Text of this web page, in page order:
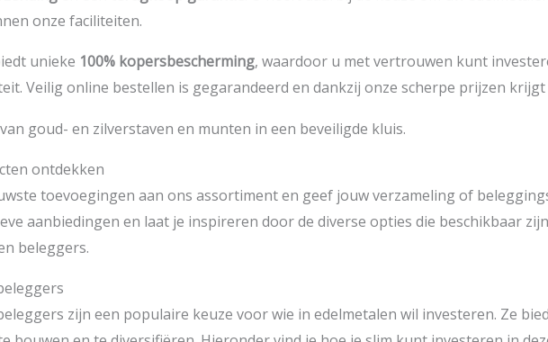
onze faciliteiten.
unieke 100% kopersbescherming, waardoor u met vertrouwen kunt
Veilig online bestellen is gegarandeerd en dankzij onze scherpe prijzen
ontdekken
toevoegingen aan ons assortiment en geef jouw verzameling of
aanbiedingen en laat je inspireren door de diverse opties die beschikbaar
beleggers.
zijn een populaire keuze voor wie in edelmetalen wil investeren. Ze